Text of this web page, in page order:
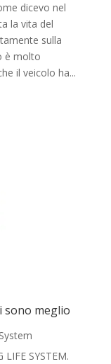
dicevo nel
la vita del
sulla
è molto
il veicolo ha...
sono meglio
SYSTEM.